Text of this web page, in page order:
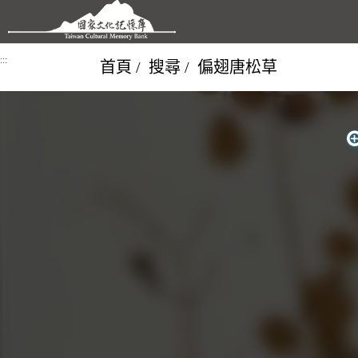
跳到主要內容區塊
::: 首頁 搜尋 偏翅唐松草